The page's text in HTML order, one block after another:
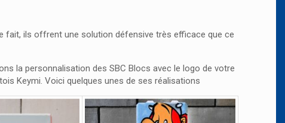
fait, ils offrent une solution défensive très efficace que ce
la personnalisation des SBC Blocs avec le logo de votre
Keymi. Voici quelques unes de ses réalisations